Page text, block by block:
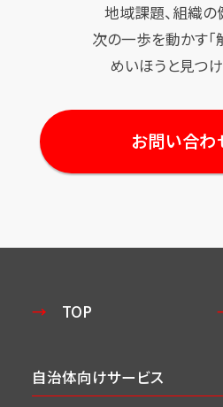
地域課題、組織の
次の一歩を動かす「
めいほうと見つ
お問い合わ
TOP
自治体向けサービス